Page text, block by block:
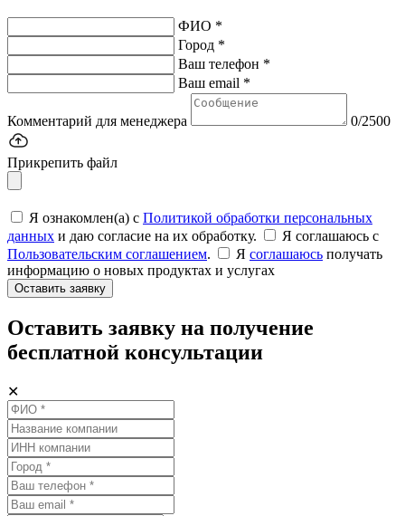
ФИО *
Город *
Ваш телефон *
Ваш email *
Комментарий для менеджера 0/2500
Прикрепить файл
Я ознакомлен(а) с Политикой обработки персональных
данных и даю согласие на их обработку.
Я соглашаюсь c
Пользовательским соглашением. Я соглашаюсь получать
информацию о новых продуктах и услугах
Оставить заявку
Оставить заявку на получение
бесплатной консультации
✕